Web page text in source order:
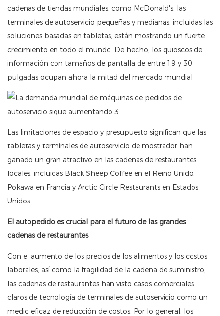
cadenas de tiendas mundiales, como McDonald's, las
terminales de autoservicio pequeñas y medianas, incluidas las
soluciones basadas en tabletas, están mostrando un fuerte
crecimiento en todo el mundo. De hecho, los quioscos de
información con tamaños de pantalla de entre 19 y 30
pulgadas ocupan ahora la mitad del mercado mundial.
Las limitaciones de espacio y presupuesto significan que las
tabletas y terminales de autoservicio de mostrador han
ganado un gran atractivo en las cadenas de restaurantes
locales, incluidas Black Sheep Coffee en el Reino Unido,
Pokawa en Francia y Arctic Circle Restaurants en Estados
Unidos.
El autopedido es crucial para el futuro de las grandes
cadenas de restaurantes
Con el aumento de los precios de los alimentos y los costos
laborales, así como la fragilidad de la cadena de suministro,
las cadenas de restaurantes han visto casos comerciales
claros de tecnología de terminales de autoservicio como un
medio eficaz de reducción de costos. Por lo general, los